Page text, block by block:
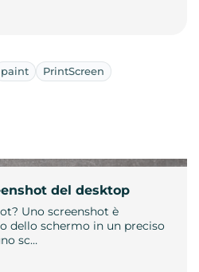
paint PrintScreen
del desktop
Uno screenshot è
dello schermo in un preciso
sc…